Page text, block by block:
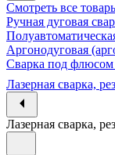
Смотреть все
Ручная дуговая
Аргонодуговая
Сварка под
Лазерная сварка,
Лазерная сварка,